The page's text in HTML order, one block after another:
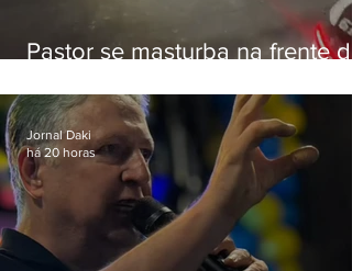
Pastor se masturba na frente de
Jornal Daki
há 20 horas